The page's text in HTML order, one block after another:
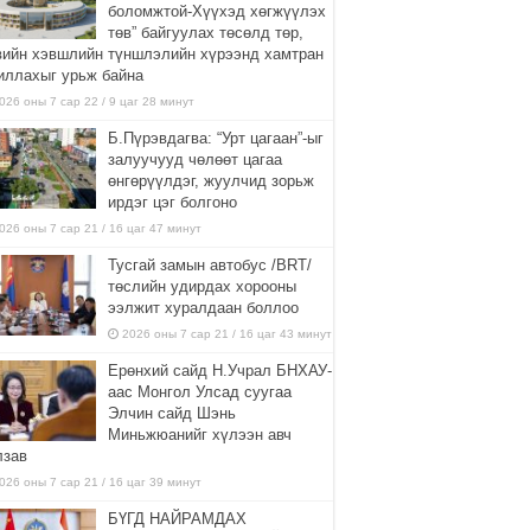
боломжтой-Хүүхэд хөгжүүлэх
төв” байгуулах төсөлд төр,
хэвшлийн түншлэлийн хүрээнд хамтран
урьж байна
оны 7 сар 22 / 9 цаг 28 минут
Б.Пүрэвдагва: “Урт цагаан”-ыг
залуучууд чөлөөт цагаа
өнгөрүүлдэг, жуулчид зорьж
ирдэг цэг болгоно
оны 7 сар 21 / 16 цаг 47 минут
Тусгай замын автобус /BRT/
төслийн удирдах хорооны
ээлжит хуралдаан боллоо
2026 оны 7 сар 21 / 16 цаг 43 минут
Ерөнхий сайд Н.Учрал БНХАУ-
аас Монгол Улсад суугаа
Элчин сайд Шэнь
Миньжюанийг хүлээн авч
оны 7 сар 21 / 16 цаг 39 минут
БҮГД НАЙРАМДАХ